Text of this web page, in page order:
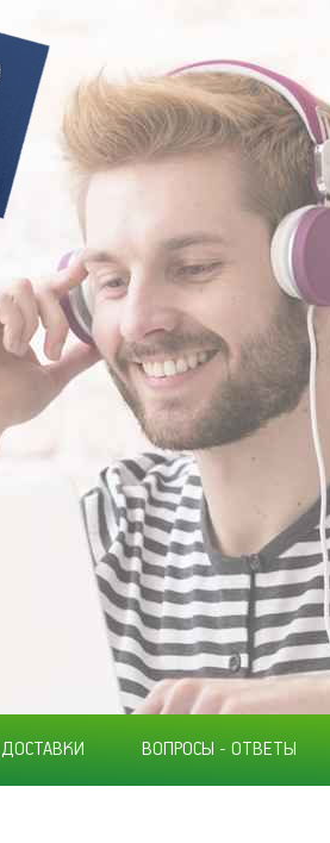
ВОПРОСЫ - ОТВЕТЫ